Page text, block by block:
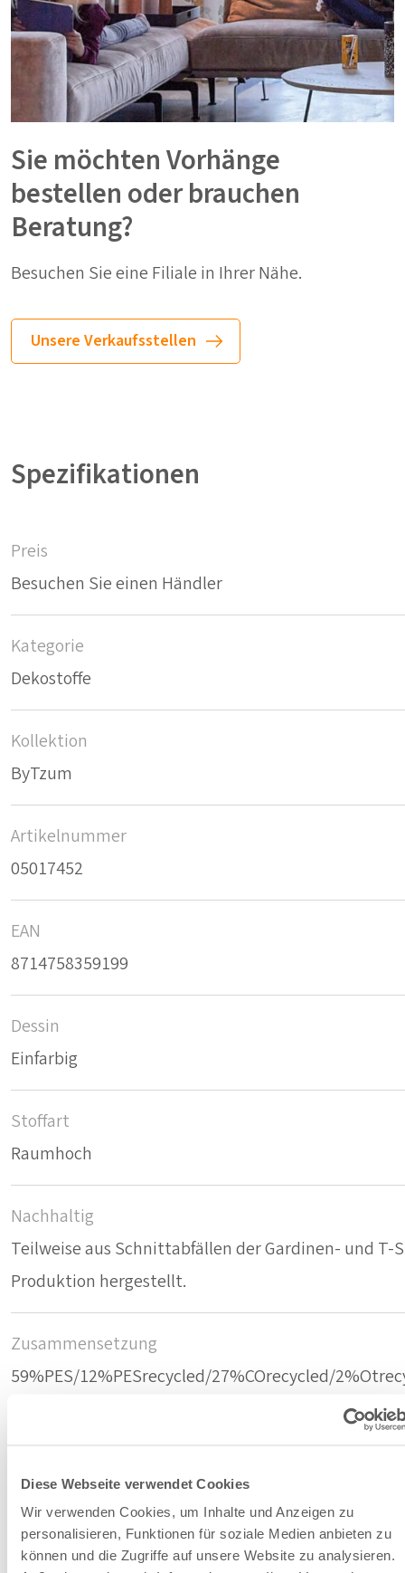
Diese Webseite verwendet Cookies
Wir verwenden Cookies, um Inhalte und Anzeigen zu
personalisieren, Funktionen für soziale Medien anbieten zu
können und die Zugriffe auf unsere Website zu analysieren.
Sie möchten Vorhänge
bestellen oder brauchen
Beratung?
Besuchen Sie eine Filiale in Ihrer Nähe.
Unsere Verkaufsstellen
Spezifikationen
Preis
Besuchen Sie einen Händler
Kategorie
Dekostoffe
Kollektion
ByTzum
Artikelnummer
05017452
EAN
8714758359199
Dessin
Einfarbig
Stoffart
Raumhoch
Nachhaltig
Teilweise aus Schnittabfällen der Gardinen- und T-
Produktion hergestellt.
Zusammensetzung
59%PES/12%PESrecycled/27%COrecycled/
Breite/Höhe
300 cm